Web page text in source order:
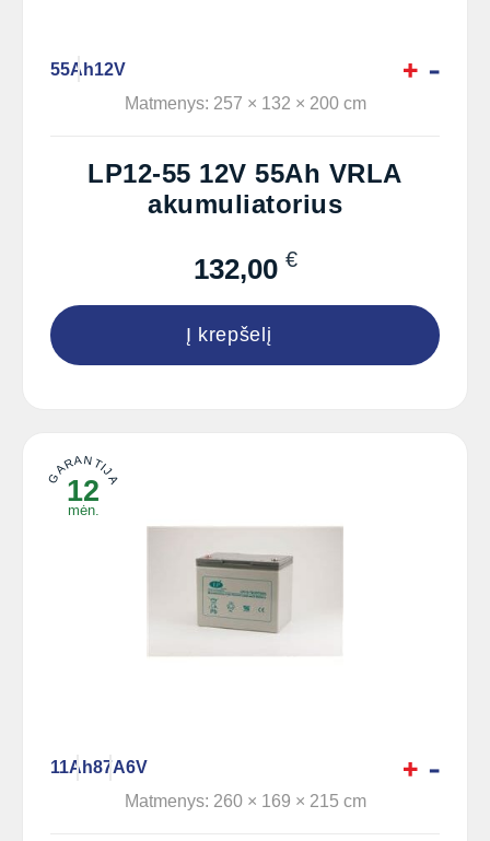
55Ah12V
Matmenys: 257 × 132 × 200 cm
LP12-55 12V 55Ah VRLA
akumuliatorius
132,00 €
Į krepšelį
GARANTIJA
12
mėn.
11Ah87A6V
Matmenys: 260 × 169 × 215 cm